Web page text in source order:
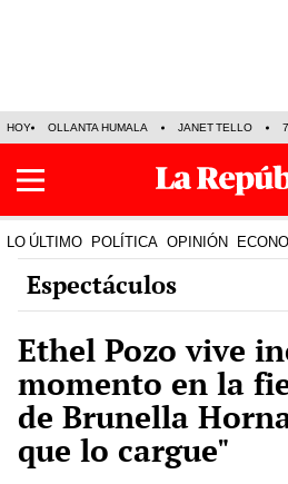
HOY OLLANTA HUMALA JANET TELLO
LO ÚLTIMO POLÍTICA OPINIÓN
Espectáculos
Ethel Pozo vive
momento en la
de Brunella
que lo cargue"